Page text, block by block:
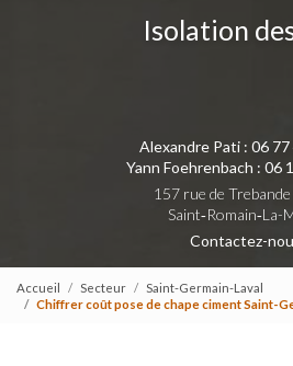
Isolation
Alexandre Pati : 06 77
Yann Foehrenbach : 06
157 rue de
Saint‑Romain‑La-
Contactez-
Accueil Secteur
Saint-Germain-Laval
Chiffrer coût pose de chape ciment Saint-